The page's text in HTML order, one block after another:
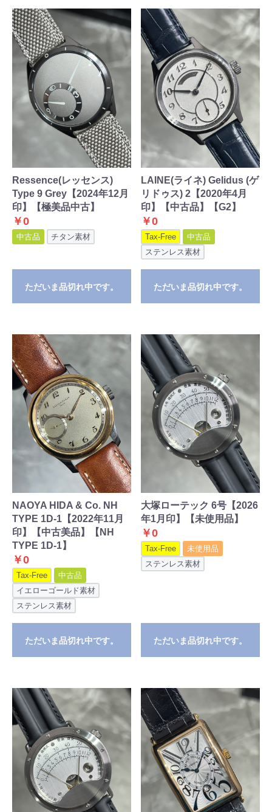
Ressence(レッセンス)
Type 9 Grey【2024年12月
印】【極美品中古】
￥0
中古品 チタン素材
ただいま品切れ中です。
LAINE(ライネ) Gelidus (ゲ
リドゥス) 2【2020年4月
印】【中古品】【G2】
￥0
Tax-Free
中古品
ステンレス素材
ただいま品切れ中です。
NAOYA HIDA & Co. NH
TYPE 1D-1【2022年11月
印】【中古美品】【NH
TYPE 1D-1】
￥0
Tax-Free
中古品
イエローゴールド素材
ステンレス素材
ただいま品切れ中です。
大塚ローテック 6号【2026
年1月印】【未使用品】
￥0
Tax-Free
未使用品
ステンレス素材
ただいま品切れ中です。